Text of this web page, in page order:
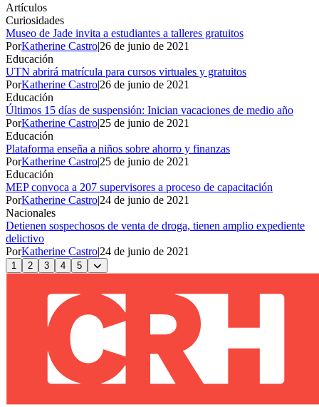
Artículos
Curiosidades
Museo de Jade invita a estudiantes a talleres gratuitos
PorKatherine Castro|26 de junio de 2021
Educación
UTN abrirá matrícula para cursos virtuales y gratuitos
PorKatherine Castro|26 de junio de 2021
Educación
Últimos 15 días de suspensión: Inician vacaciones de medio año
PorKatherine Castro|25 de junio de 2021
Educación
Plataforma enseña a niños sobre ahorro y finanzas
PorKatherine Castro|25 de junio de 2021
Educación
MEP convoca a 207 supervisores a proceso de capacitación
PorKatherine Castro|24 de junio de 2021
Nacionales
Detienen sospechosos de venta de droga, tienen amplio expediente
delictivo
PorKatherine Castro|24 de junio de 2021
1 2 3 4 5